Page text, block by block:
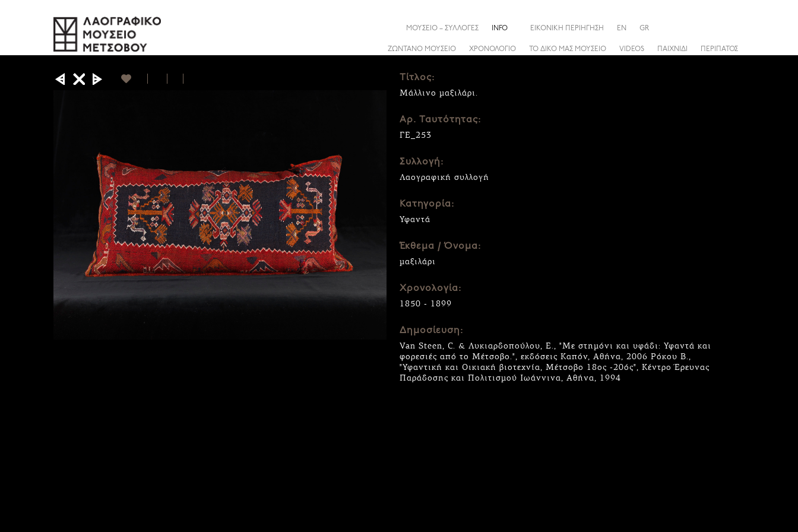
ΖΩΝΤΑΝΟ ΜΟΥΣΕΙΟ ΧΡΟΝΟΛΟΓΙΟ ΤΟ ΔΙΚΟ ΜΑΣ ΜΟΥΣΕΙΟ VIDEOS ΠΑΙΧΝΙΔΙ ΠΕΡΙΠΑΤΟΣ
ΜΟΥΣΕΙΟ – ΣΥΛΛΟΓΕΣ INFO ΕΙΚΟΝΙΚΗ ΠΕΡΙΗΓΗΣΗ EN GR
Τίτλος:
Μάλλινο μαξιλάρι.
Αρ. Ταυτότητας:
ΓΕ_253
Συλλογή:
Λαογραφική συλλογή
Κατηγορία:
Υφαντά
Έκθεμα / Όνομα:
μαξιλάρι
Χρονολογία:
1850 - 1899
Δημοσίευση:
Van Steen, C. & Λυκιαρδοπούλου, Ε., "Με στημόνι και υφάδι: Υφαντά και
φορεσιές από το Μέτσοβο.", εκδόσεις Καπόν, Αθήνα, 2006 Ρόκου Β.,
"Υφαντική και Οικιακή βιοτεχνία, Μέτσοβο 18ος -20ός", Κέντρο Έρευνας
Παράδοσης και Πολιτισμού Ιωάννινα, Αθήνα, 1994